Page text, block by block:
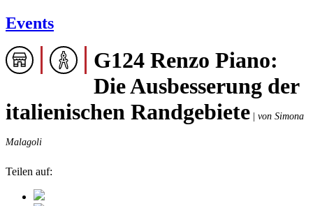
Events
G124 Renzo Piano:
Die Ausbesserung der
italienischen Randgebiete
von Simona
Malagoli
Teilen auf: